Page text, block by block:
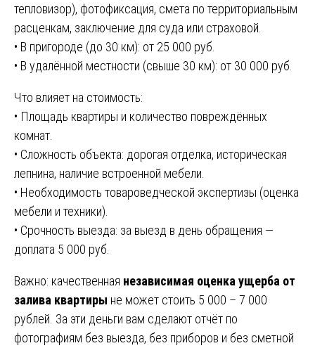
тепловизор), фотофиксация, смета по территориальным
расценкам, заключение для суда или страховой.
• В пригороде (до 30 км): от 25 000 руб.
• В удалённой местности (свыше 30 км): от 30 000 руб.
Что влияет на стоимость:
• Площадь квартиры и количество повреждённых
комнат.
• Сложность объекта: дорогая отделка, историческая
лепнина, наличие встроенной мебели.
• Необходимость товароведческой экспертизы (оценка
мебели и техники).
• Срочность выезда: за выезд в день обращения —
доплата 5 000 руб.
Важно: качественная независимая оценка ущерба от
залива квартиры не может стоить 5 000 – 7 000
рублей. За эти деньги вам сделают отчёт по
фотографиям без выезда, без приборов и без сметной